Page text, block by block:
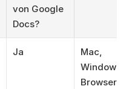
von Google
Docs?
Ja
Mac,
Windows,
Browser-